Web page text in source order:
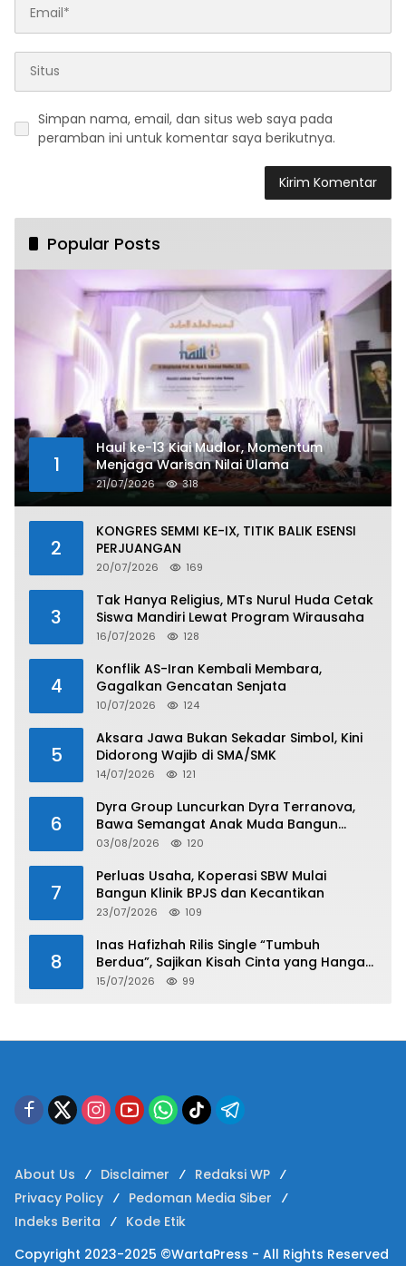
Simpan nama, email, dan situs web saya pada
peramban ini untuk komentar saya berikutnya.
Popular Posts
1
Haul ke-13 Kiai Mudlor, Momentum
Menjaga Warisan Nilai Ulama
21/07/2026 318
2
KONGRES SEMMI KE-IX, TITIK BALIK ESENSI
PERJUANGAN
20/07/2026 169
3
Tak Hanya Religius, MTs Nurul Huda Cetak
Siswa Mandiri Lewat Program Wirausaha
16/07/2026 128
4
Konflik AS-Iran Kembali Membara,
Gagalkan Gencatan Senjata
10/07/2026 124
5
Aksara Jawa Bukan Sekadar Simbol, Kini
Didorong Wajib di SMA/SMK
14/07/2026 121
6
Dyra Group Luncurkan Dyra Terranova,
Bawa Semangat Anak Muda Bangun
Masa Depan Properti Batam
03/08/2026 120
7
Perluas Usaha, Koperasi SBW Mulai
Bangun Klinik BPJS dan Kecantikan
23/07/2026 109
8
Inas Hafizhah Rilis Single “Tumbuh
Berdua”, Sajikan Kisah Cinta yang Hangat
dan Easy Listening
15/07/2026 99
About Us Disclaimer
Redaksi WP
Privacy Policy
Pedoman Media Siber
Indeks Berita
Kode Etik
Copyright 2023-2025 ©WartaPress - All Rights Reserved